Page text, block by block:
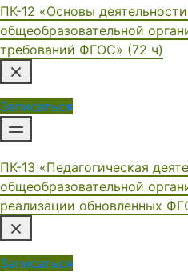
ПК-12 «Основы
общеобразовательной
требований ФГОС» (72 ч)
Записаться
ПК-13 «Педагогическая
общеобразовательной
реализации обновленных
Записаться